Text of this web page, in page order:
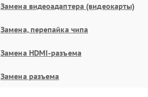
Замена видеоадаптера (видеокарты)
Замена, перепайка чипа
Замена HDMI-разъема
Замена разъема